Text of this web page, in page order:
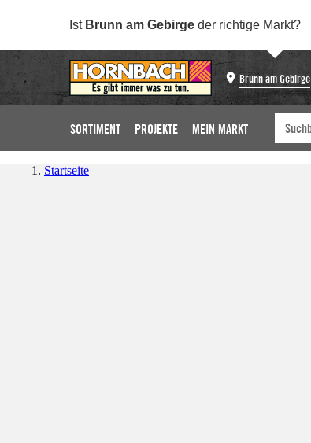
Ist Brunn am Gebirge der richtige Markt?
Brunn am Gebirge
SORTIMENT PROJEKTE MEIN MARKT
Startseite